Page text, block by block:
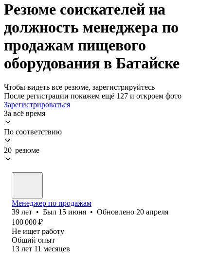
Резюме соискателей на
должность менеджера по
продажам пищевого
оборудования в Батайске
Чтобы видеть все резюме, зарегистрируйтесь
После регистрации покажем ещё 127 и откроем фото
Зарегистрироваться
За всё время
По соответствию
20 резюме
Менеджер по продажам
39 лет • Был 15 июня • Обновлено 20 апреля
100 000 ₽
Не ищет работу
Общий опыт
13 лет 11 месяцев